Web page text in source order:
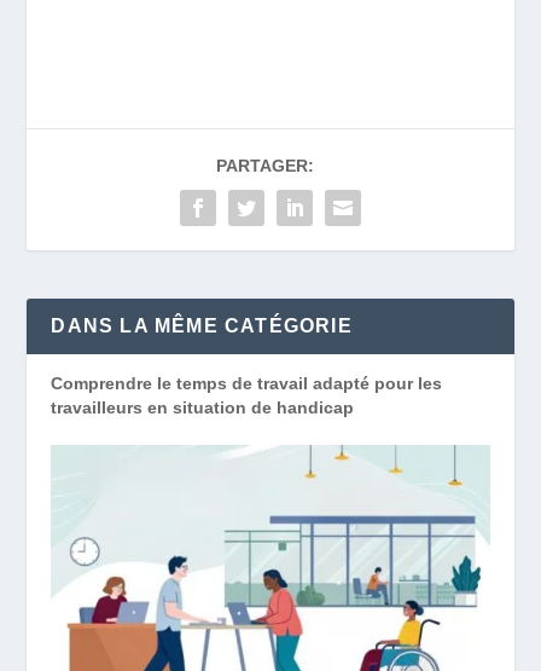
PARTAGER:
DANS LA MÊME CATÉGORIE
Comprendre le temps de travail adapté pour les
travailleurs en situation de handicap